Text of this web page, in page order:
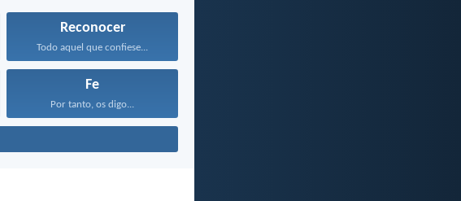
Reconocer
Todo aquel que confiese...
Fe
Por tanto, os digo...